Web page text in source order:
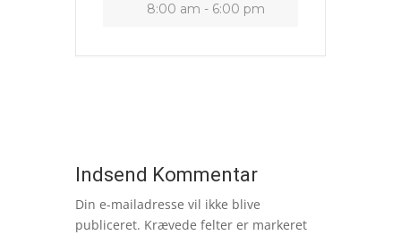
8:00 am - 6:00 pm
Indsend Kommentar
Din e-mailadresse vil ikke blive
publiceret. Krævede felter er markeret